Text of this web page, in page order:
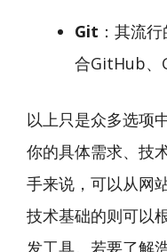
Git ：其流
合GitHub、
以上只是众多选项
你的具体需求、技
手来说，可以从网
技术基础的则可以
发工具。若要了解